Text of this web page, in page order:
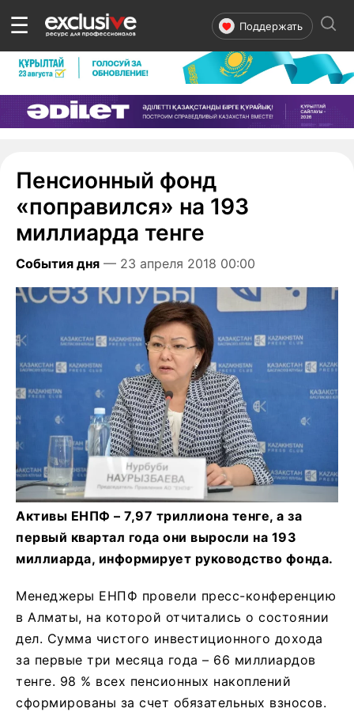
☰ Поддержать
Пенсионный фонд
«поправился» на 193
миллиарда тенге
События дня — 23 апреля 2018 00:00
Активы ЕНПФ – 7,97 триллиона тенге, а за
первый квартал года они выросли на 193
миллиарда, информирует руководство фонда.
Менеджеры ЕНПФ провели пресс-конференцию
в Алматы, на которой отчитались о состоянии
дел. Сумма чистого инвестиционного дохода
за первые три месяца года – 66 миллиардов
тенге. 98 % всех пенсионных накоплений
сформированы за счет обязательных взносов.